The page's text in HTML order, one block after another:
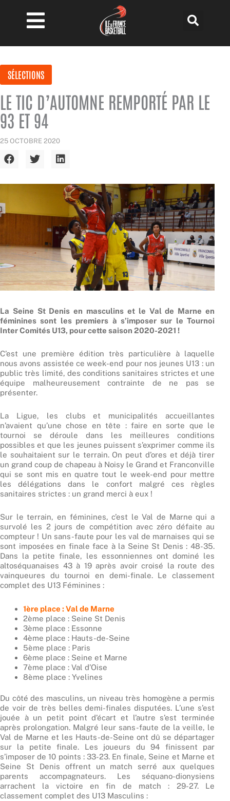
contenu
SÉLECTIONS
LE TIC D’AUTOMNE REMPORTÉ PAR LE
93 ET 94
25 OCTOBRE 2020
La Seine St Denis en masculins et le Val de Marne en
féminines sont les premiers à s’imposer sur le Tournoi
Inter Comités U13, pour cette saison 2020-2021 !
C’est une première édition très particulière à laquelle
nous avons assistée ce week-end pour nos jeunes U13 : un
public très limité, des conditions sanitaires strictes et une
équipe malheureusement contrainte de ne pas se
présenter.
La Ligue, les clubs et municipalités accueillantes
n’avaient qu’une chose en tête : faire en sorte que le
tournoi se déroule dans les meilleures conditions
possibles et que les jeunes puissent s’exprimer comme ils
le souhaitaient sur le terrain. On peut d’ores et déjà tirer
un grand coup de chapeau à Noisy le Grand et Franconville
qui se sont mis en quatre tout le week-end pour mettre
les délégations dans le confort malgré ces règles
sanitaires strictes : un grand merci à eux !
Sur le terrain, en féminines, c’est le Val de Marne qui a
survolé les 2 jours de compétition avec zéro défaite au
compteur ! Un sans-faute pour les val de marnaises qui se
sont imposées en finale face à la Seine St Denis : 48-35.
Dans la petite finale, les essonniennes ont dominé les
altoséquanaises 43 à 19 après avoir croisé la route des
vainqueures du tournoi en demi-finale. Le classement
complet des U13 Féminines :
1ère place : Val de Marne
2ème place : Seine St Denis
3ème place : Essonne
4ème place : Hauts-de-Seine
5ème place : Paris
6ème place : Seine et Marne
7ème place : Val d’Oise
8ème place : Yvelines
Du côté des masculins, un niveau très homogène a permis
de voir de très belles demi-finales disputées. L’une s’est
jouée à un petit point d’écart et l’autre s’est terminée
après prolongation. Malgré leur sans-faute de la veille, le
Val de Marne et les Hauts-de-Seine ont dû se départager
sur la petite finale. Les joueurs du 94 finissent par
s’imposer de 10 points : 33-23. En finale, Seine et Marne et
Seine St Denis offrent un match serré aux quelques
parents accompagnateurs. Les séquano-dionysiens
arrachent la victoire en fin de match : 29-27. Le
classement complet des U13 Masculins :